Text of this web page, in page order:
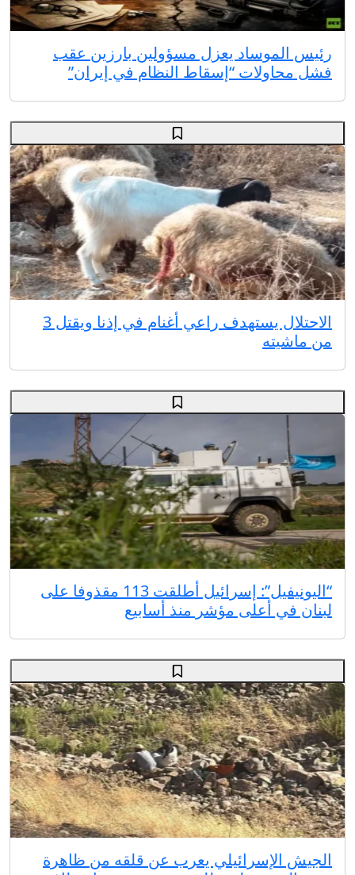
رئيس الموساد يعزل مسؤولين بارزين عقب
فشل محاولات “إسقاط النظام في إيران”
الاحتلال يستهدف راعي أغنام في إذنا ويقتل 3
من ماشيته
“اليونيفيل”: إسرائيل أطلقت 113 مقذوفا على
لبنان في أعلى مؤشر منذ أسابيع
الجيش الإسرائيلي يعرب عن قلقه من ظاهرة